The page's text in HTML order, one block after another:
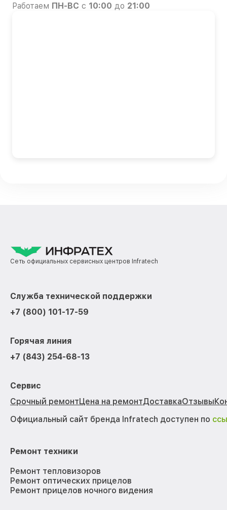
Работаем ПН-ВС с 10:00 до 21:00
Сеть официальных сервисных центров Infratech
Служба технической поддержки
+7 (800) 101-17-59
Горячая линия
+7 (843) 254-68-13
Сервис
Срочный ремонтЦена на ремонтДоставкаОтзывы
Официальный сайт бренда Infratech доступен по
Ремонт техники
Ремонт тепловизоров
Ремонт оптических прицелов
Ремонт прицелов ночного видения